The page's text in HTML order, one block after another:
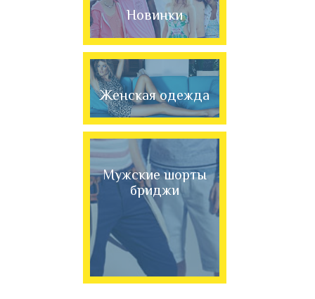
Новинки
Женская одежда
Мужские шорты
бриджи